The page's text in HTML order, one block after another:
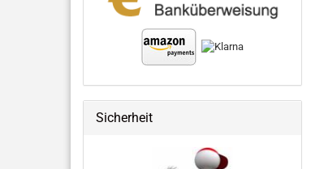
Sicherheit